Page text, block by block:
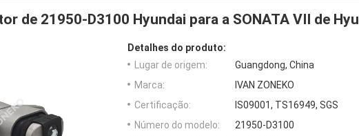
de 21950-D3100 Hyundai para a SONATA VII de
Detalhes do produto:
Lugar de origem:
Guangdong, China
Marca:
IVAN ZONEKO
Certificação:
IS09001, TS16949, SGS
Número do modelo:
21950-D3100